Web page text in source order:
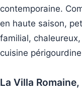
contemporaine.
en haute saison,
familial,
cuisine
La Villa